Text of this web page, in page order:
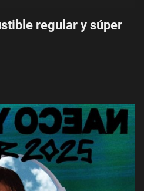
regular y súper